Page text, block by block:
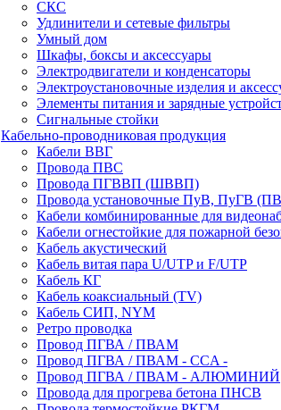
СКС
Удлинители и сетевые фильтры
Умный дом
Шкафы, боксы и аксессуары
Электродвигатели и конденсаторы
Электроустановочные изделия и
Элементы питания и зарядные
Сигнальные стойки
Кабельно-проводниковая продукция
Кабели ВВГ
Провода ПВС
Провода ПГВВП (ШВВП)
Провода установочные ПуВ, ПуГВ
Кабели комбинированные для
Кабели огнестойкие для пожарной
Кабель акустический
Кабель витая пара U/UTP и F/UTP
Кабель КГ
Кабель коаксиальный (TV)
Кабель СИП, NYM
Ретро проводка
Провод ПГВА / ПВАМ
Провод ПГВА / ПВАМ - CCA -
Провод ПГВА / ПВАМ - АЛЮМИНИЙ
Провода для прогрева бетона ПНСВ